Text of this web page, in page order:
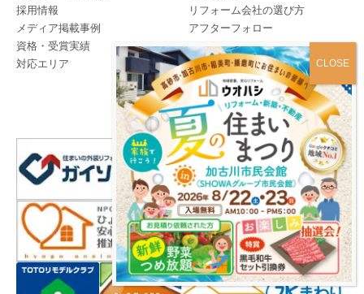
採用情報
メディア掲載事例
資格・受賞実績
対応エリア
リフォーム会社の選び方
アフターフォロー